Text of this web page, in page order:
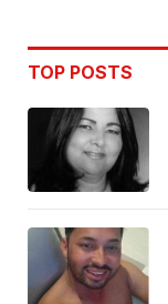
TOP POSTS